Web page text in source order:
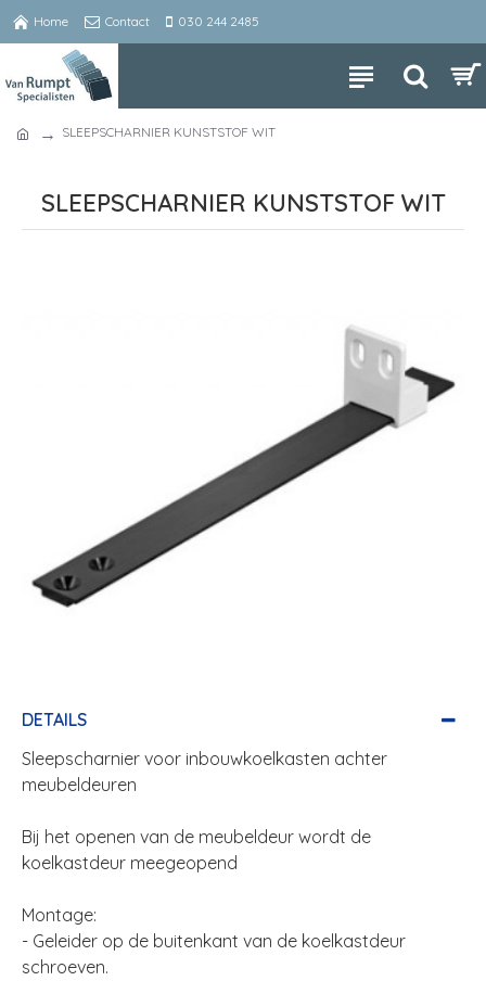
Home Contact 030 244 2485
SLEEPSCHARNIER KUNSTSTOF WIT
SLEEPSCHARNIER KUNSTSTOF WIT
DETAILS
Sleepscharnier voor inbouwkoelkasten achter
meubeldeuren
Bij het openen van de meubeldeur wordt de
koelkastdeur meegeopend
Montage:
- Geleider op de buitenkant van de koelkastdeur
schroeven.